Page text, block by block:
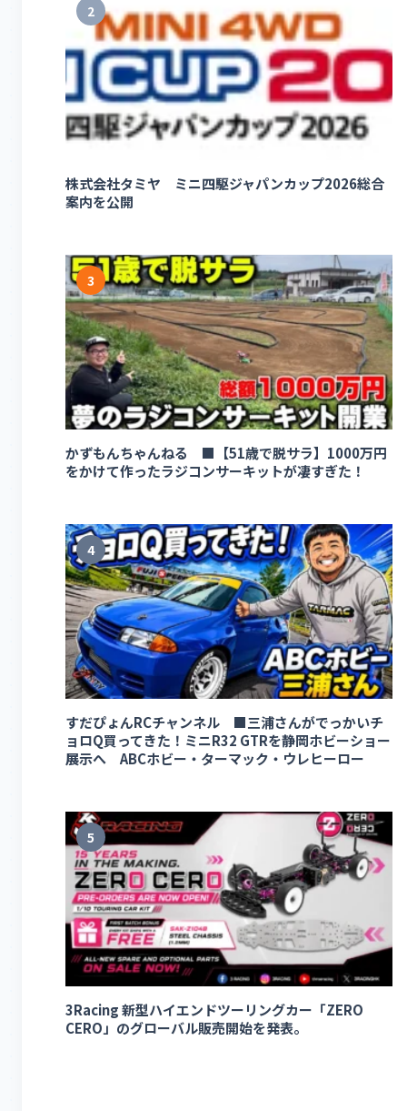
2
株式会社タミヤ ミニ四駆ジャパンカップ2026総合
案内を公開
3
かずもんちゃんねる ■【51歳で脱サラ】1000万円
をかけて作ったラジコンサーキットが凄すぎた！
4
すだぴょんRCチャンネル ■三浦さんがでっかいチ
ョロQ買ってきた！ミニR32 GTRを静岡ホビーショー
展示へ ABCホビー・ターマック・ウレヒーロー
5
3Racing 新型ハイエンドツーリングカー「ZERO
CERO」のグローバル販売開始を発表。